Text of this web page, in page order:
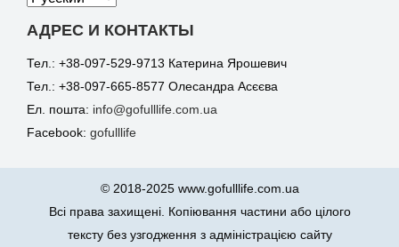
АДРЕС И КОНТАКТЫ
Тел.: +38-097-529-9713 Катерина Ярошевич
Тел.: +38-097-665-8577 Олесандра Асєєва
Ел. пошта: info@gofulllife.com.ua
Facebook: gofulllife
© 2018-2025 www.gofulllife.com.ua
Всі права захищені. Копіювання частини або цілого
тексту без узгодження з адміністрацією сайту